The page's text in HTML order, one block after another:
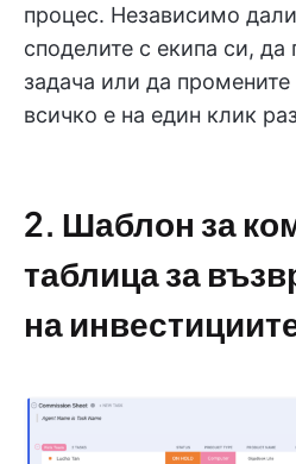
процес. Независимо
споделите с екипа си, да
задача или да
всичко е на един клик
2. Шаблон за
таблица за
на